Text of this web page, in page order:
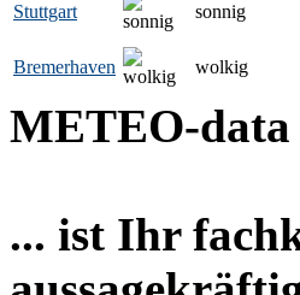
Stuttgart sonnig
Bremerhaven wolkig
METEO-data
... ist Ihr